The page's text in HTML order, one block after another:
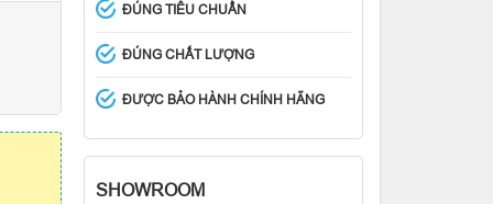
ĐÚNG TIÊU CHUẨN
ĐÚNG CHẤT LƯỢNG
ĐƯỢC BẢO HÀNH CHÍNH HÃNG
SHOWROOM